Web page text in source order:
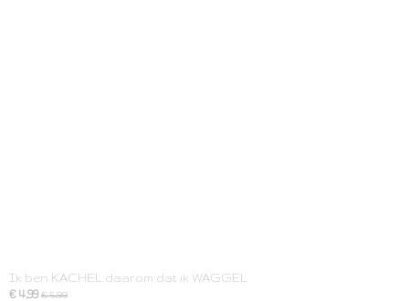
Ik ben KACHEL daarom dat ik WAGGEL
€ 4,99 € 5,99